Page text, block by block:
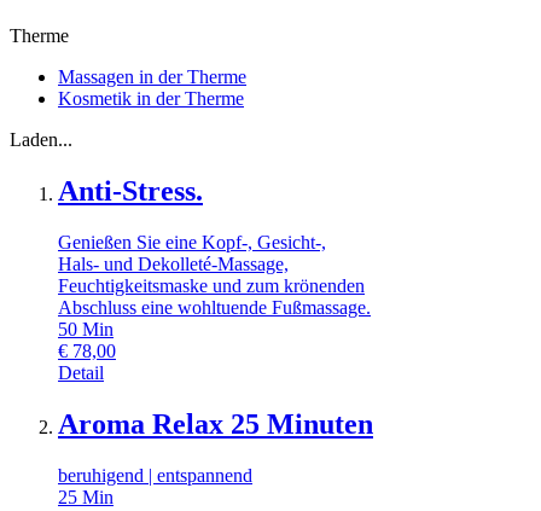
Therme
Massagen in der Therme
Kosmetik in der Therme
Laden...
Anti-Stress.
Genießen Sie eine Kopf-, Gesicht-,
Hals- und Dekolleté-Massage,
Feuchtigkeitsmaske und zum krönenden
Abschluss eine wohltuende Fußmassage.
50 Min
€ 78,00
Detail
Aroma Relax 25 Minuten
beruhigend | entspannend
25 Min